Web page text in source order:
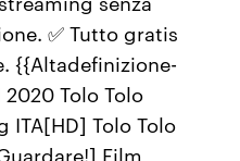
✅ Tutto gratis
{{Altadefinizione-
2020 Tolo Tolo
ITA[HD] Tolo Tolo
Film